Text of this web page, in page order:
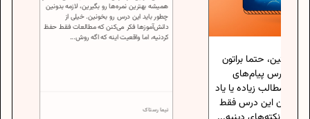
براتون
یا یاد
درس فقط